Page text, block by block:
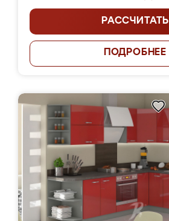
РАССЧИТАТЬ
ПОДРОБНЕЕ